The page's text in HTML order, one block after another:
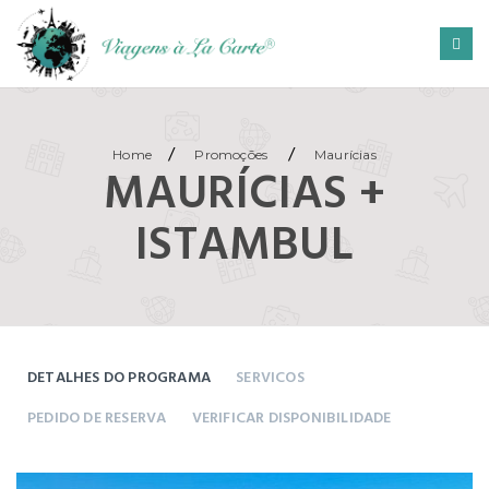
Home / Promoções / Maurícias
MAURÍCIAS +
ISTAMBUL
DETALHES DO PROGRAMA
SERVICOS
PEDIDO DE RESERVA
VERIFICAR DISPONIBILIDADE